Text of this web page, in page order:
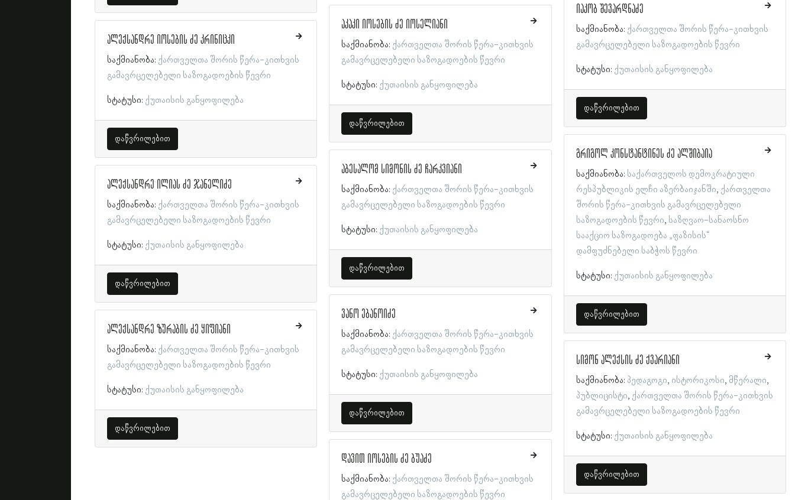
ალექსანდრე იოსების ძე კრინიცკი
საქმიანობა: ქართველთა შორის წერა-კითხვის
გამავრცელებელი საზოგადოების წევრი
სტატუსი: ქუთაისის განყოფილება
დაწვრილებით
ალექსანდრე ილიას ძე ჯანელიძე
საქმიანობა: ქართველთა შორის წერა-კითხვის
გამავრცელებელი საზოგადოების წევრი
სტატუსი: ქუთაისის განყოფილება
დაწვრილებით
ალექსანდრე ზურაბის ძე ყიფიანი
საქმიანობა: ქართველთა შორის წერა-კითხვის
გამავრცელებელი საზოგადოების წევრი
სტატუსი: ქუთაისის განყოფილება
დაწვრილებით
აკაკი იოსების ძე იოსელიანი
საქმიანობა: ქართველთა შორის წერა-კითხვის
გამავრცელებელი საზოგადოების წევრი
სტატუსი: ქუთაისის განყოფილება
დაწვრილებით
აბესალომ სიმონის ძე ჩარკვიანი
საქმიანობა: ქართველთა შორის წერა-კითხვის
გამავრცელებელი საზოგადოების წევრი
სტატუსი: ქუთაისის განყოფილება
დაწვრილებით
ვანო ებანოიძე
საქმიანობა: ქართველთა შორის წერა-კითხვის
გამავრცელებელი საზოგადოების წევრი
სტატუსი: ქუთაისის განყოფილება
დაწვრილებით
დავით იოსების ძე ბუაძე
საქმიანობა: ქართველთა შორის წერა-კითხვის
გამავრცელებელი საზოგადოების წევრი
იაკობ შევარდნაძე
საქმიანობა: ქართველთა შორის წერა-კითხვის
გამავრცელებელი საზოგადოების წევრი
სტატუსი: ქუთაისის განყოფილება
დაწვრილებით
გრიგოლ კონსტანტინეს ძე ალშიბაია
საქმიანობა: საქართველოს დემოკრატიული
რესპუბლიკის ელჩი აზერბაიჯანში ქართველთა
შორის წერა-კითხვის გამავრცელებელი
საზოგადოების წევრი საზღვაო-სანაოსნო
სააქციო საზოგადოება „ფაზისის“
დამფუძნებელი საბჭოს წევრი
სტატუსი: ქუთაისის განყოფილება
დაწვრილებით
სიმონ ალექსის ძე ქვარიანი
საქმიანობა: პედაგოგი ისტორიკოსი მწერალი
პუბლიცისტი ქართველთა შორის წერა-კითხვის
გამავრცელებელი საზოგადოების წევრი
სტატუსი: ქუთაისის განყოფილება
დაწვრილებით